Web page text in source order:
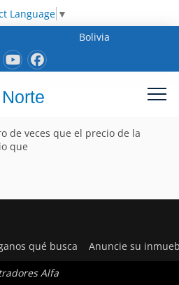
Language ▼
Bolivia
de veces que el precio de la
que
qué busca Anuncie su
Alfa